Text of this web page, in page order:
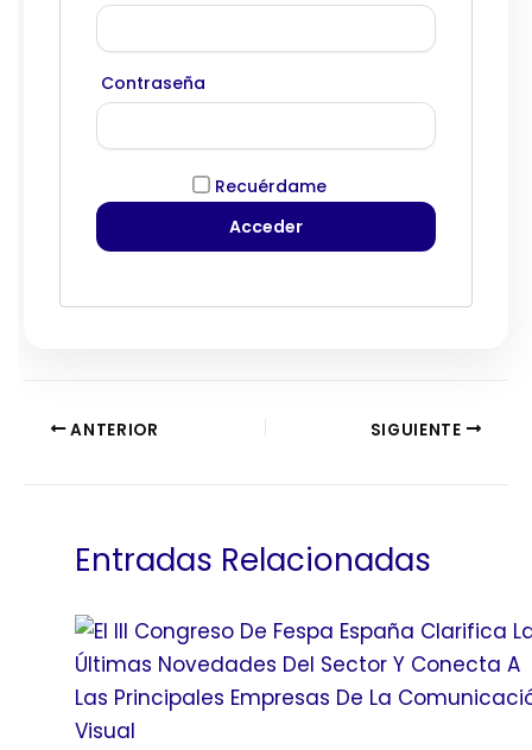
Contraseña
Recuérdame
ANTERIOR SIGUIENTE
Entradas Relacionadas